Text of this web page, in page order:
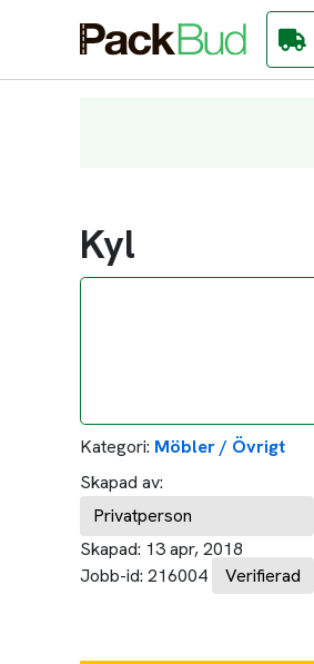
Kyl
Kategori: Möbler / Övrigt
Skapad av:
Privatperson
Skapad: 13 apr, 2018
Jobb-id: 216004
Verifierad